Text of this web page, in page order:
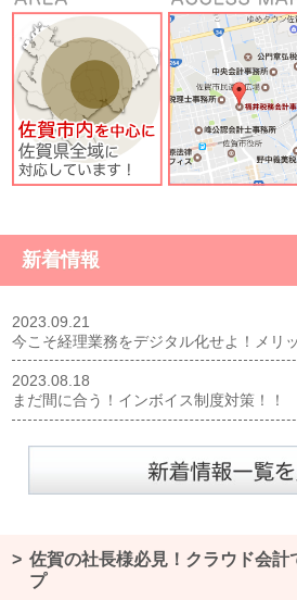
新着情報
2023.09.21
今こそ経理業務をデジタル化せよ！メリ
2023.08.18
まだ間に合う！インボイス制度対策！！
佐賀の社長様必見！クラウド会計
プ